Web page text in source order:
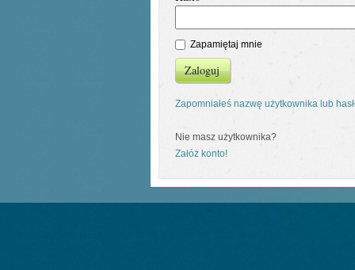
Zapamiętaj mnie
Zaloguj
Zapomniałeś nazwę użytkownika lub
Nie masz użytkownika?
Załóż konto!